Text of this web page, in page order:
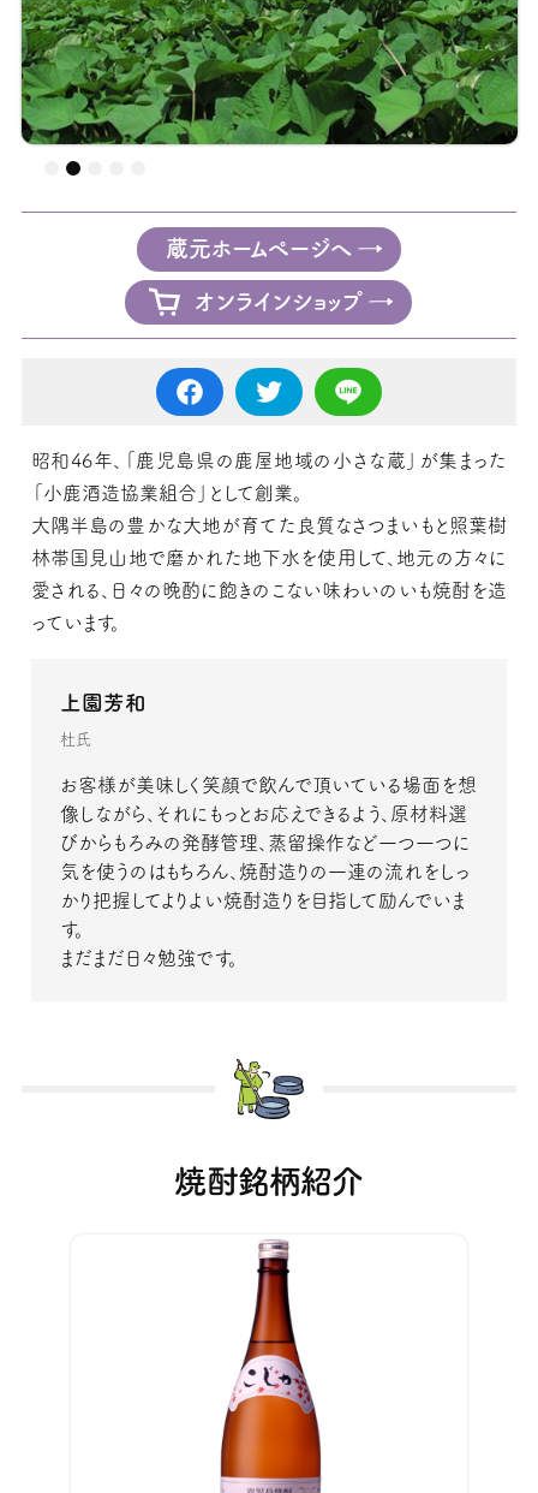
蔵元ホームページへ
オンラインショップ
昭和46年、「鹿児島県の鹿屋地域の小さな蔵」が集まった
「小鹿酒造協業組合」として創業。
大隅半島の豊かな大地が育てた良質なさつまいもと照葉樹
林帯国見山地で磨かれた地下水を使用して、地元の方々に
愛される、日々の晩酌に飽きのこない味わいのいも焼酎を造
っています。
上園芳和
杜氏
お客様が美味しく笑顔で飲んで頂いている場面を想
像しながら、それにもっとお応えできるよう、原材料選
びからもろみの発酵管理、蒸留操作など一つ一つに
気を使うのはもちろん、焼酎造りの一連の流れをしっ
かり把握してよりよい焼酎造りを目指して励んでいま
す。
まだまだ日々勉強です。
焼酎銘柄紹介